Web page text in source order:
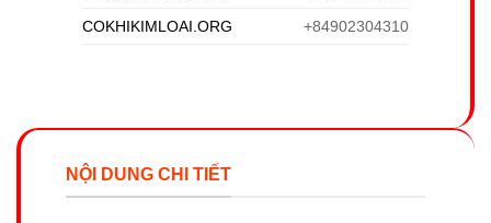
COKHIKIMLOAI.ORG +84902304310
NỘI DUNG CHI TIẾT